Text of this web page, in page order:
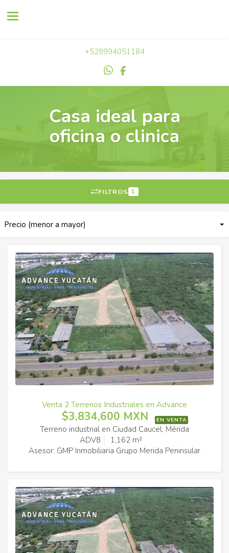
Toggle navigation
+529994051184
Casa ideal para
oficina o clinica
FILTROS 1
Venta 2 Terrenos Industriales en Advance
$3,834,600 MXN EN VENTA
Terreno industrial en Ciudad Caucel, Mérida
ADV8
1,162 m²
Asesor: GMP Inmobiliaria Grupo Merida Peninsular